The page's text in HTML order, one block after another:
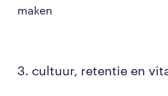
maken
3. cultuur, retentie en